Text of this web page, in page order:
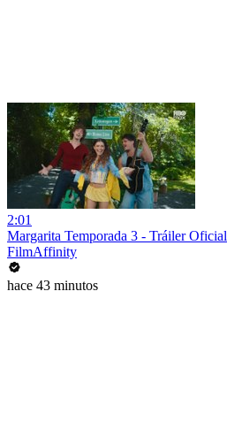
2:01
Margarita Temporada 3 - Tráiler Oficial
FilmAffinity
hace 43 minutos